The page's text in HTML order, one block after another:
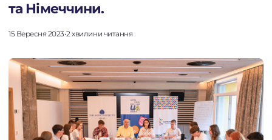
та Німеччини.
15 Вересня 2023•2 хвилини читання